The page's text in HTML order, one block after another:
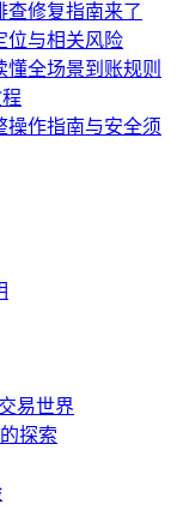
查修复指南来了
位与相关风险
全场景到账规则
操作指南与安全须
易世界
探索